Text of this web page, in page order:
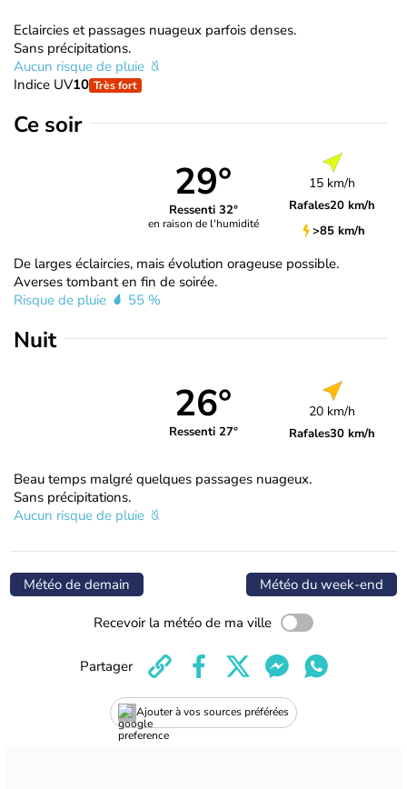
Eclaircies et passages nuageux parfois denses.
Sans précipitations.
Aucun risque de pluie
Indice UV10 Très fort
Ce soir
29°
Ressenti 32°
en raison de l'humidité
15 km/h
Rafales20 km/h
>85 km/h
De larges éclaircies, mais évolution orageuse possible.
Averses tombant en fin de soirée.
Risque de pluie
55 %
Nuit
26°
Ressenti 27°
20 km/h
Rafales30 km/h
Beau temps malgré quelques passages nuageux.
Sans précipitations.
Aucun risque de pluie
Météo de demain Météo du week-end
Recevoir la météo de ma ville
Ajouter à vos sources préférées
Partager